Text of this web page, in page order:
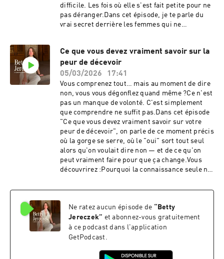
difficile. Les fois où elle s'est fait petite pour ne
pas déranger.Dans cet épisode, je te parle du
vrai secret derrière les femmes qui ne
souvent : le fait de ne plus le faire seule.Parce
que la confiance durable, ce n't est pas une
question de mindset.C'est une reconstruction.
Profonde. Concrète. Qui prend du temp... et qui
en vaut chaque putain de minute.🎧 Si tu en as
marre de comprendre sans changer, cet
épisode est pour toi.Betty | Psychologue,
Hypnothérapeute & fondatrice de Libre &
ConfiantePour les femmes qui veulent
s'affirmer, gagner en confiance en soi et
reprendre leur place dans leur vie de tous les
jours.⚠️ Contenu psycho-éducatif — ne
remplace ni un avis médical ni un
ici .🧘‍♀️ Mon pack audio d'hypnoses guidées
spéciales confiance en soi:
https://formations.bettyjereczek.fr/empow-her
❤ Mon ebook: Le cahier de la confiance en soi
cahier-de-la-confiance-en-soi❤ Programme
Ce que vous devez vraiment savoir sur la
peur de décevoir
05/03/2026
17:41
Vous comprenez tout… mais au moment de dire
non, vous vous dégonflez quand même ?Ce n'est
pas un manque de volonté. C'est simplement
que comprendre ne suffit pas.Dans cet épisode
"Ce que vous devez vraiment savoir sur votre
peur de décevoir", on parle de ce moment précis
où la gorge se serre, où le "oui" sort tout seul
alors qu'on voulait dire non — et de ce qu'on
peut vraiment faire pour que ça change.Vous
découvrirez :Pourquoi la connaissance seule ne
plans sur lesquels travailler (émotionnel +
enjeu, pour commencerL'histoire touchante
d'une cliente qui a tout changé grâce à… un
marché 🥕Parce qu'être plus confiante, ce n'est
pas ne plus avoir peur. C'est arrêter de laisser
et si cet épisode résonne pour vous,
Ne ratez aucun épisode de “ Betty
Jereczek” et abonnez-vous gratuitement
à ce podcast dans l'application
GetPodcast.